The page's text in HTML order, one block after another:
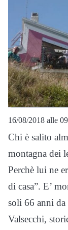
16/08/2018 alle
Chi è salito
montagna dei
Perchè lui ne
di casa”. E’
soli 66 anni
Valsecchi,